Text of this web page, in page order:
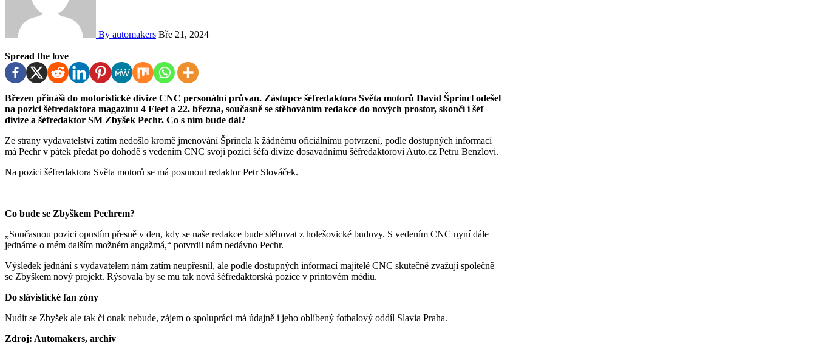
By automakers Bře 21, 2024
Spread the love
Březen přináší do motoristické divize CNC personální průvan. Zástupce šéfredaktora Světa motorů David Šprincl odešel
na pozici šéfredaktora magazínu 4 Fleet a 22. března, současně se stěhováním redakce do nových prostor, skončí i šéf
divize a šéfredaktor SM Zbyšek Pechr. Co s ním bude dál?
Ze strany vydavatelství zatím nedošlo kromě jmenování Šprincla k žádnému oficiálnímu potvrzení, podle dostupných informací
má Pechr v pátek předat po dohodě s vedením CNC svoji pozici šéfa divize dosavadnímu šéfredaktorovi Auto.cz Petru Benzlovi.
Na pozici šéfredaktora Světa motorů se má posunout redaktor Petr Slováček.
Co bude se Zbyškem Pechrem?
„Současnou pozici opustím přesně v den, kdy se naše redakce bude stěhovat z holešovické budovy. S vedením CNC nyní dále
jednáme o mém dalším možném angažmá,“ potvrdil nám nedávno Pechr.
Výsledek jednání s vydavatelem nám zatím neupřesnil, ale podle dostupných informací majitelé CNC skutečně zvažují společně
se Zbyškem nový projekt. Rýsovala by se mu tak nová šéfredaktorská pozice v printovém médiu.
Do slávistické fan zóny
Nudit se Zbyšek ale tak či onak nebude, zájem o spolupráci má údajně i jeho oblíbený fotbalový oddíl Slavia Praha.
Zdroj: Automakers, archiv